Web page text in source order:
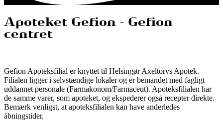
Apoteket Gefion - Gefion
centret
Gefion Apoteksfilial er knyttet til Helsingør Axeltorvs Apotek.
Filialen ligger i selvstændige lokaler og er bemandet med fagligt
uddannet personale (Farmakonom/Farmaceut). Apoteksfilialen har
de samme varer, som apoteket, og ekspederer også recepter direkte.
Bemærk venligst, at apoteksfilialen kan have anderledes
åbningstider.